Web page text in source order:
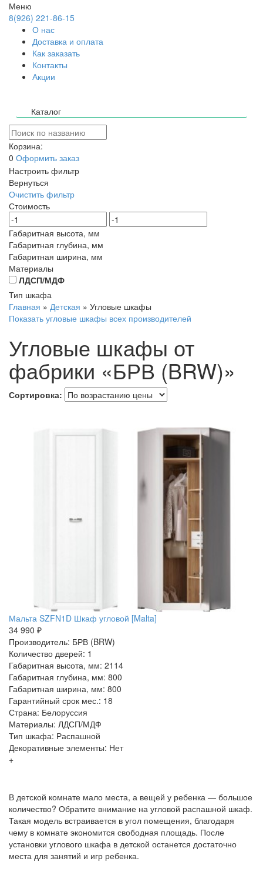
Меню
8(926) 221-86-15
О нас
Доставка и оплата
Как заказать
Контакты
Акции
Каталог
Корзина:
0 Оформить заказ
Настроить фильтр
Вернуться
Очистить фильтр
Стоимость
Габаритная высота, мм
Габаритная глубина, мм
Габаритная ширина, мм
Материалы
ЛДСП/МДФ
Тип шкафа
Главная » Детская » Угловые шкафы
Показать угловые шкафы всех производителей
Угловые шкафы от
фабрики «БРВ (BRW)»
Сортировка:
Мальта SZFN1D Шкаф угловой [Malta]
34 990 ₽
Производитель: БРВ (BRW)
Количество дверей: 1
Габаритная высота, мм: 2114
Габаритная глубина, мм: 800
Габаритная ширина, мм: 800
Гарантийный срок мес.: 18
Страна: Белоруссия
Материалы: ЛДСП/МДФ
Тип шкафа: Распашной
Декоративные элементы: Нет
+
В детской комнате мало места, а вещей у ребенка — большое
количество? Обратите внимание на угловой распашной шкаф.
Такая модель встраивается в угол помещения, благодаря
чему в комнате экономится свободная площадь. После
установки углового шкафа в детской останется достаточно
места для занятий и игр ребенка.